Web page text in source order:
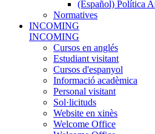
(Español) Política
Normatives
INCOMING
INCOMING
Cursos en anglés
Estudiant visitant
Cursos d'espanyol
Informació acadèmica
Personal visitant
Sol·licituds
Website en xinès
Welcome Office